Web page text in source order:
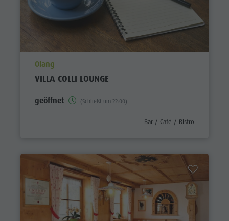
aria.poi_location_prefix
Olang
VILLA COLLI LOUNGE
geöffnet (Schließt um 22:00)
aria.poi_category_prefix
Bar / Café / Bistro